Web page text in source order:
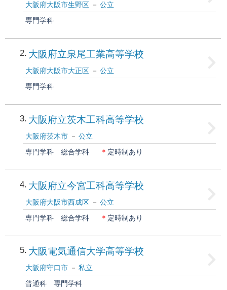
大阪府大阪市生野区
公立
専門学科
2 大阪府立泉尾工業高等学校
大阪府大阪市大正区
公立
専門学科
3 大阪府立茨木工科高等学校
大阪府茨木市
公立
専門学科
総合学科 ＊ 定時制あり
4 大阪府立今宮工科高等学校
大阪府大阪市西成区
公立
専門学科
総合学科 ＊ 定時制あり
5 大阪電気通信大学高等学校
大阪府守口市
私立
普通科
専門学科